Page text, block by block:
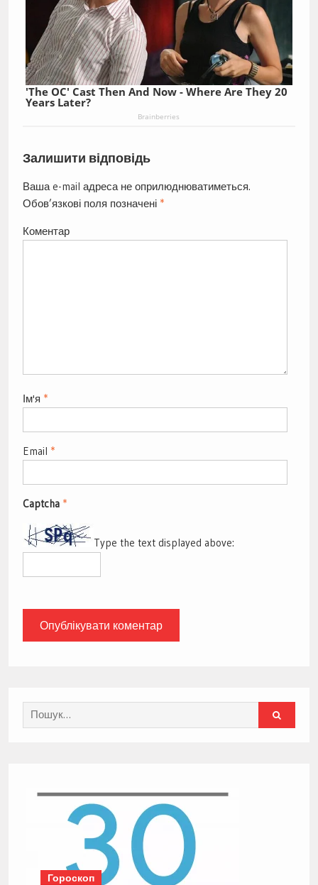
'The OC' Cast Then And Now - Where Are They 20
Years Later?
Brainberries
Залишити відповідь
Ваша e-mail адреса не оприлюднюватиметься.
Обов’язкові поля позначені *
Коментар
Ім'я *
Email *
Captcha *
Type the text displayed above:
Search
for:
Гороскоп